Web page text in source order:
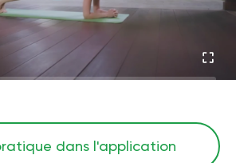
dans l'application